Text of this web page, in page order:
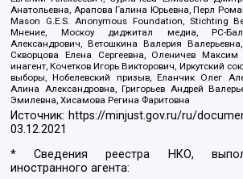
Анатольевна, Арапова Галина Юрьевна, Перл
Mason G.E.S. Anonymous Foundation, Stichting
Мнение, Москоу диджитал медиа, РС-
Александрович, Ветошкина Валерия
Скворцова Елена Сергеевна, Оленичев
инагент, Кочетков Игорь Викторович, Иркутский
выборы, Нобелевский призыв, Еланчик Олег
Алина Александровна, Григорьев Андрей
Эмилевна, Хисамова Регина Фаритовна
Источник: https://minjust.gov.ru/ru/
03.12.2021
* Сведения реестра НКО,
иностранного агента: